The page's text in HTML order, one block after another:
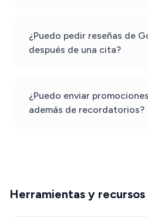
¿Puedo pedir reseñas de
después de una cita?
¿Puedo enviar
además de recordatorios?
Herramientas y